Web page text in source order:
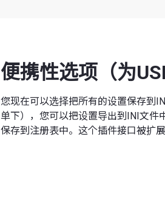
便携性选项（为
您现在可以选择把所有的设置保存到
单下），您可以把设置导出到INI文件
保存到注册表中。这个插件接口被扩